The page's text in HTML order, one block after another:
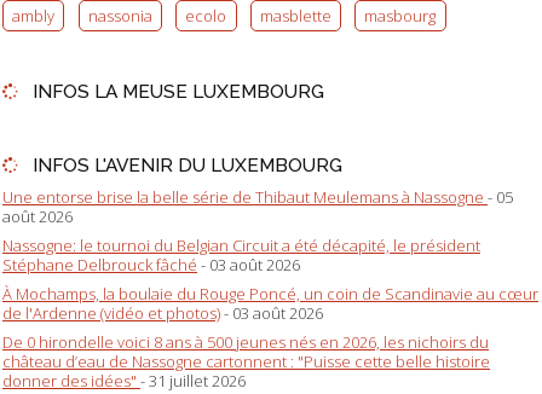
ambly
nassonia ecolo masblette masbourg
INFOS LA MEUSE LUXEMBOURG
INFOS L'AVENIR DU LUXEMBOURG
Une entorse brise la belle série de Thibaut Meulemans à Nassogne - 05
août 2026
Nassogne: le tournoi du Belgian Circuit a été décapité, le président
Stéphane Delbrouck fâché - 03 août 2026
À Mochamps, la boulaie du Rouge Poncé, un coin de Scandinavie au cœur
de l'Ardenne (vidéo et photos)- 03 août 2026
De 0 hirondelle voici 8 ans à 500 jeunes nés en 2026, les nichoirs du
château d’eau de Nassogne cartonnent : "Puisse cette belle histoire
donner des idées" - 31 juillet 2026